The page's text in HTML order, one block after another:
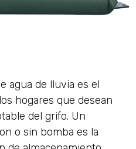
agua de lluvia es el
hogares que desean
del grifo. Un
o sin bomba es la